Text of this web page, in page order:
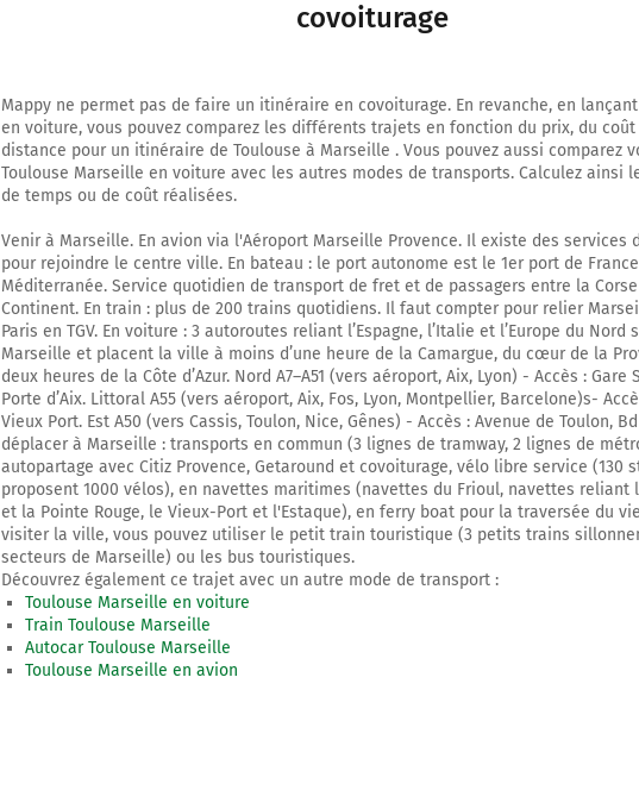
covoiturage
Mappy ne permet pas de faire un itinéraire en covoiturage. En revanche, en
en voiture, vous pouvez comparez les différents trajets en fonction du prix, du
distance pour un itinéraire de Toulouse à Marseille . Vous pouvez aussi comparez
Toulouse Marseille en voiture avec les autres modes de transports. Calculez ainsi
de temps ou de coût réalisées.
Venir à Marseille. En avion via l'Aéroport Marseille Provence. Il existe des services
pour rejoindre le centre ville. En bateau : le port autonome est le 1er port de
Méditerranée. Service quotidien de transport de fret et de passagers entre la
Continent. En train : plus de 200 trains quotidiens. Il faut compter pour relier
Paris en TGV. En voiture : 3 autoroutes reliant l’Espagne, l’Italie et l’Europe du Nord
Marseille et placent la ville à moins d’une heure de la Camargue, du cœur de la
deux heures de la Côte d’Azur. Nord A7–A51 (vers aéroport, Aix, Lyon) - Accès : Gare
Porte d’Aix. Littoral A55 (vers aéroport, Aix, Fos, Lyon, Montpellier, Barcelone)s-
Vieux Port. Est A50 (vers Cassis, Toulon, Nice, Gênes) - Accès : Avenue de Toulon,
déplacer à Marseille : transports en commun (3 lignes de tramway, 2 lignes de
autopartage avec Citiz Provence, Getaround et covoiturage, vélo libre service (130
proposent 1000 vélos), en navettes maritimes (navettes du Frioul, navettes reliant
et la Pointe Rouge, le Vieux-Port et l'Estaque), en ferry boat pour la traversée du
visiter la ville, vous pouvez utiliser le petit train touristique (3 petits trains
secteurs de Marseille) ou les bus touristiques.
Découvrez également ce trajet avec un autre mode de transport :
Toulouse Marseille en voiture
Train Toulouse Marseille
Autocar Toulouse Marseille
Toulouse Marseille en avion